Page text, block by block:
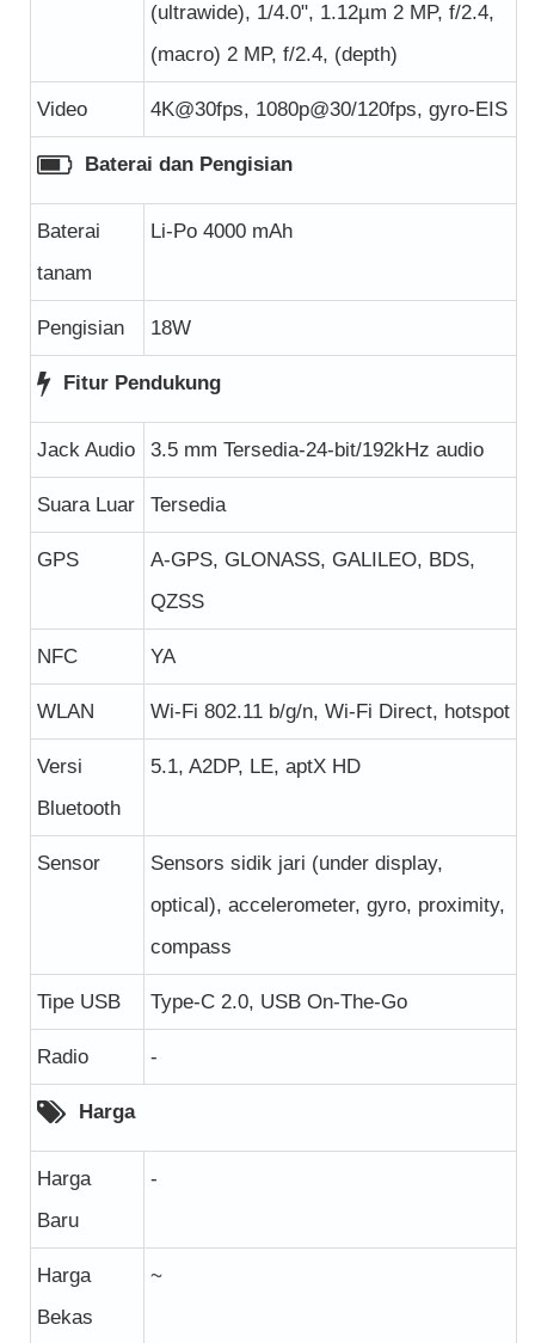
(ultrawide), 1/4.0", 1.12µm 2 MP, f/2.4,
(macro) 2 MP, f/2.4, (depth)
Video 4K@30fps, 1080p@30/120fps, gyro-EIS
Baterai dan Pengisian
Baterai
tanam
Li-Po 4000 mAh
Pengisian 18W
Fitur Pendukung
Jack Audio 3.5 mm Tersedia-24-bit/192kHz audio
Suara Luar Tersedia
GPS
A-GPS, GLONASS, GALILEO, BDS,
QZSS
NFC YA
WLAN Wi-Fi 802.11 b/g/n, Wi-Fi Direct, hotspot
Versi
Bluetooth
5.1, A2DP, LE, aptX HD
Sensor
Sensors sidik jari (under display,
optical), accelerometer, gyro, proximity,
compass
Tipe USB Type-C 2.0, USB On-The-Go
Radio -
Harga
Harga
Baru
-
Harga
Bekas
~